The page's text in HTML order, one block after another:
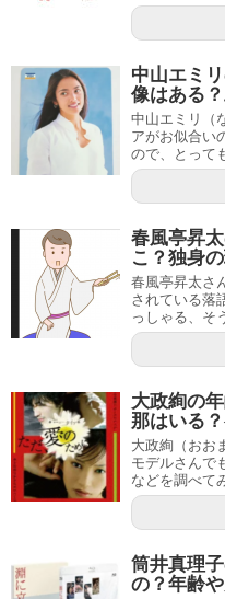
中山エミ
像はある
中山エミリ（
アがお似合い
ので、とって
春風亭昇
こ？独身
春風亭昇太さ
されている落
っしゃる、そ
大政絢の
那はいる
大政絢（おお
モデルさんで
などを調べて
筒井真理
の？年齢